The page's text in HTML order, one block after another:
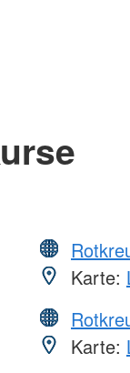
Karte:
Karte: